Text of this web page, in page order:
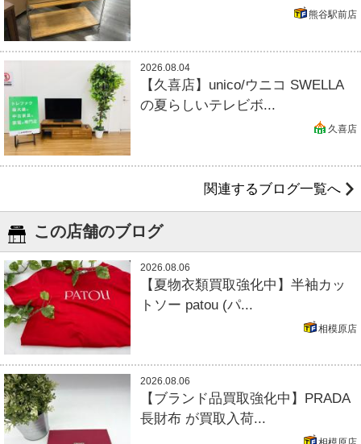
熊谷駅前店
2026.08.04
【久喜店】unico/ウニコ SWELLA
の夏らしいテレビボ...
久喜店
関連するブログ一覧へ
この店舗のブログ
2026.08.06
【夏物衣類買取強化中】半袖カッ
トソー patou (パ...
相模原店
2026.08.06
【ブランド品買取強化中】PRADA
長財布 が買取入荷...